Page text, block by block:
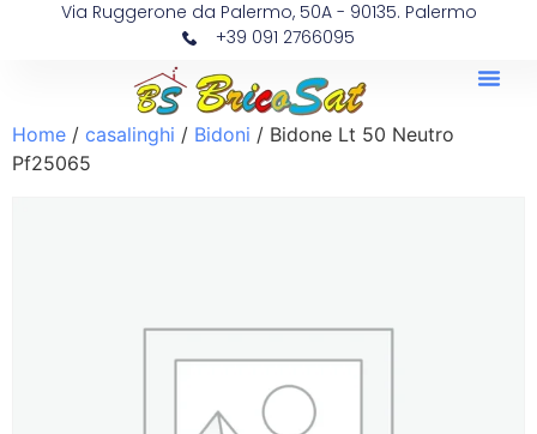
Via Ruggerone da Palermo, 50A - 90135. Palermo
+39 091 2766095
Home / casalinghi / Bidoni / Bidone Lt 50 Neutro
Pf25065